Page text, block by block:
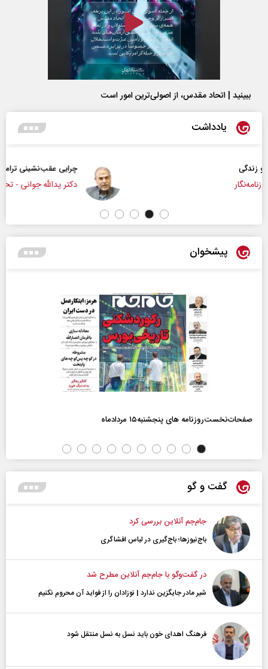
ببینید | اتحاد مقدس، از اصولی‌ترین امور است
یادداشت
چرایی عقب‌نشینی ترامپ؟
دکتر یدالله جوانی - تحلیلگر مسائل سیاسی
پیشخوان
صفحات‌نخست‌روزنامه ها‌ی پنجشنبه‌۱۵ مردادماه
گفت و گو
جام‌جم آنلاین بررسی کرد
باج‌نیوزها؛ باج‌گیری در لباس افشاگری
در گفت‌و‌گو با جام‌جم آنلاین مطرح شد
شیر مادر جایگزین ندارد | نوزادان را از فواید آن محروم نکنیم
فرهنگ اهدای خون باید نسل به نسل منتقل شود